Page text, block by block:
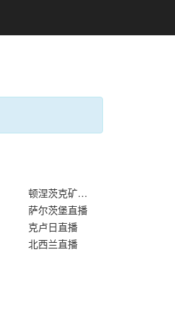
顿涅茨克矿工直播
萨尔茨堡直播
克卢日直播
北西兰直播